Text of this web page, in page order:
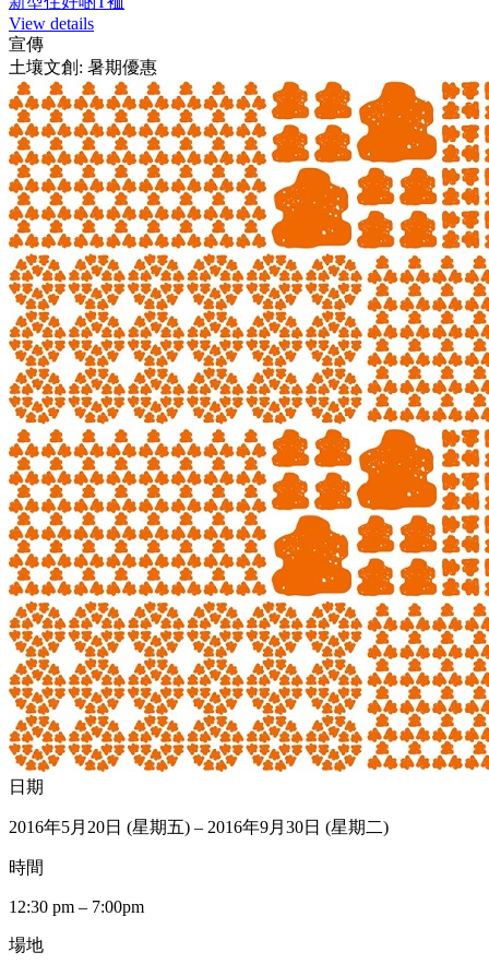
View details
宣傳
土壤文創: 暑期優惠
日期
2016年5月20日 (星期五) – 2016年9月30日 (星期二)
時間
12:30 pm – 7:00pm
場地